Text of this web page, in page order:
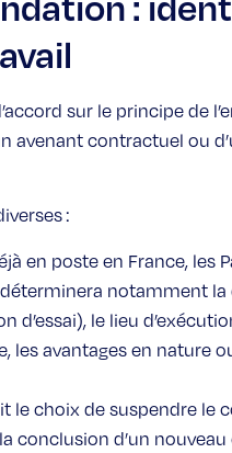
sur le principe de
avenant contractuel ou
:
en poste en France, les
notamment la
d’essai), le lieu
les avantages en nature
le choix de suspendre le
conclusion d’un